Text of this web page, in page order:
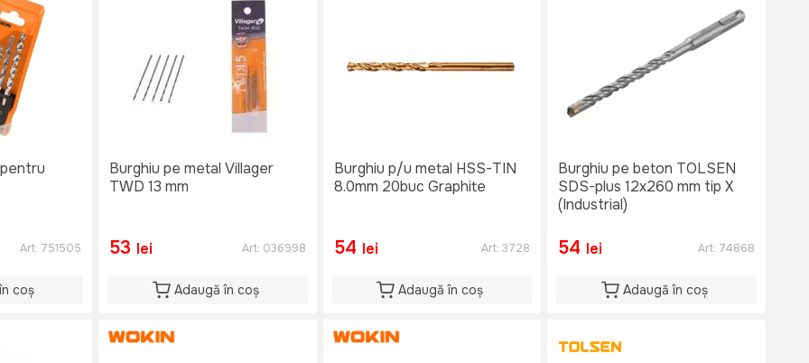
Art: 751505
coș
Burghiu pe metal Villager
TWD 13 mm
53 lei Art: 036998
Adaugă în coș
Burghiu p/u metal HSS-TIN
8.0mm 20buc Graphite
54 lei Art:3728
Adaugă în coș
Burghiu pe beton TOLSEN
SDS-plus 12x260 mm tip X
(Industrial)
54 lei Art: 74868
Adaugă în coș